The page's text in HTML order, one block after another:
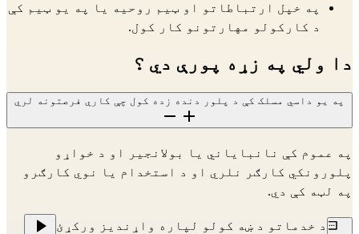
په خپل ارتباطاتو او ټیم روحیه یا په یو ټیم کې
د کارکولو مهارتونو کار کول.
دا ولي په زړه پورې دي ؟
په یو داسي مسلک کې د پلور دنده زده کول چې کاري فرصتونه لري
په عموم کې نانبایاني یا بولانجیر او د خواړو
پلورونکي کارګر نلري او د استخدام یا نوي کارګرو
په لټه کې دي.
د خدماتو د ښه کولو لپاره واړندیز ورکړئ